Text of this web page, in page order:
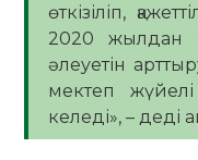
өткізіліп,
2020 жылдан
әлеуетін
мектеп
келеді», – деді